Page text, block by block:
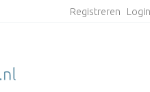
Registreren